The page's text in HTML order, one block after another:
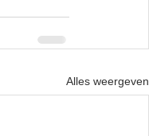
Alles weergeven